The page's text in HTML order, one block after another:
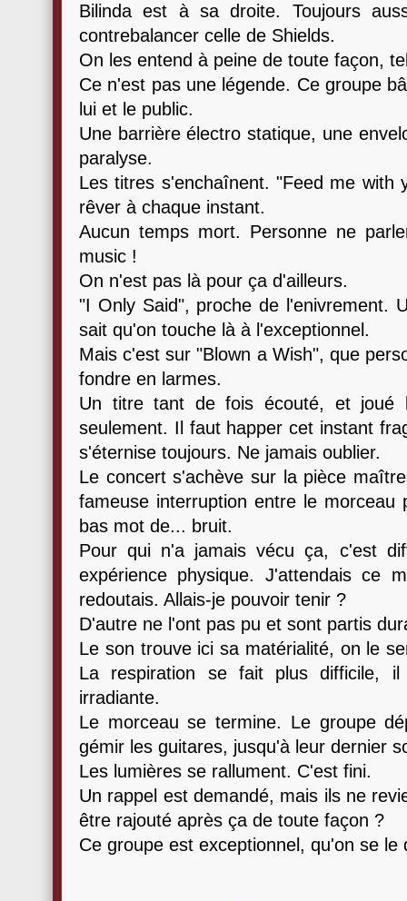
Bilinda est à sa droite. Toujours
contrebalancer celle de Shields.
On les entend à peine de toute façon,
Ce n'est pas une légende. Ce groupe
lui et le public.
Une barrière électro statique, une
paralyse.
Les titres s'enchaînent. "Feed me with
rêver à chaque instant.
Aucun temps mort. Personne ne
music !
On n'est pas là pour ça d'ailleurs.
"I Only Said", proche de l'enivrement.
sait qu'on touche là à l'exceptionnel.
Mais c'est sur "Blown a Wish", que
fondre en larmes.
Un titre tant de fois écouté, et joué
seulement. Il faut happer cet instant
s'éternise toujours. Ne jamais oublier.
Le concert s'achève sur la pièce
fameuse interruption entre le
bas mot de... bruit.
Pour qui n'a jamais vécu ça, c'est
expérience physique. J'attendais ce
redoutais. Allais-je pouvoir tenir ?
D'autre ne l'ont pas pu et sont partis
Le son trouve ici sa matérialité, on le
La respiration se fait plus difficile,
irradiante.
Le morceau se termine. Le groupe
gémir les guitares, jusqu'à leur dernier
Les lumières se rallument. C'est fini.
Un rappel est demandé, mais ils ne
être rajouté après ça de toute façon ?
Ce groupe est exceptionnel, qu'on se